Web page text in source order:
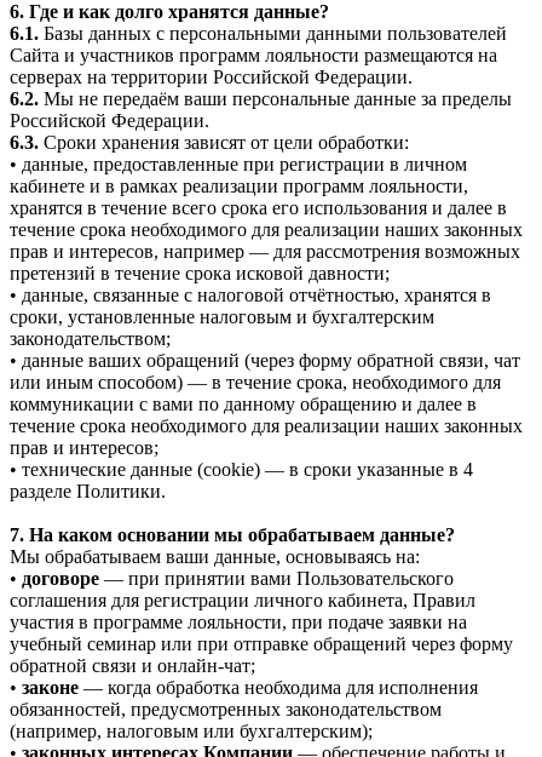
6. Где и как долго хранятся данные?
6.1. Базы данных с персональными данными пользователей
Сайта и участников программ лояльности размещаются на
серверах на территории Российской Федерации.
6.2. Мы не передаём ваши персональные данные за пределы
Российской Федерации.
6.3. Сроки хранения зависят от цели обработки:
• данные, предоставленные при регистрации в личном
кабинете и в рамках реализации программ лояльности,
хранятся в течение всего срока его использования и далее в
течение срока необходимого для реализации наших законных
прав и интересов, например — для рассмотрения возможных
претензий в течение срока исковой давности;
• данные, связанные с налоговой отчётностью, хранятся в
сроки, установленные налоговым и бухгалтерским
законодательством;
• данные ваших обращений (через форму обратной связи, чат
или иным способом) — в течение срока, необходимого для
коммуникации с вами по данному обращению и далее в
течение срока необходимого для реализации наших законных
прав и интересов;
• технические данные (cookie) — в сроки указанные в 4
разделе Политики.
7. На каком основании мы обрабатываем данные?
Мы обрабатываем ваши данные, основываясь на:
• договоре — при принятии вами Пользовательского
соглашения для регистрации личного кабинета, Правил
участия в программе лояльности, при подаче заявки на
учебный семинар или при отправке обращений через форму
обратной связи и онлайн-чат;
• законе — когда обработка необходима для исполнения
обязанностей, предусмотренных законодательством
(например, налоговым или бухгалтерским);
• законных интересах Компании — обеспечение работы и